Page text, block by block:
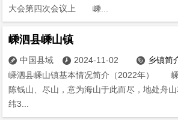
大会第四次会议上 嵊...
嵊泗县嵊山镇
 中国县域  2024-11-02  乡镇简
嵊泗县嵊山镇基本情况简介（2022年） 嵊
陈钱山、尽山，意为海山于此而尽，地处舟
纬3...